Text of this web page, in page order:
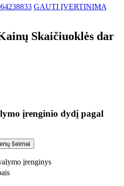
GAUTI ĮVERTINIMĄ
Skaičiuoklės dar
įrenginio dydį pagal
šeimai